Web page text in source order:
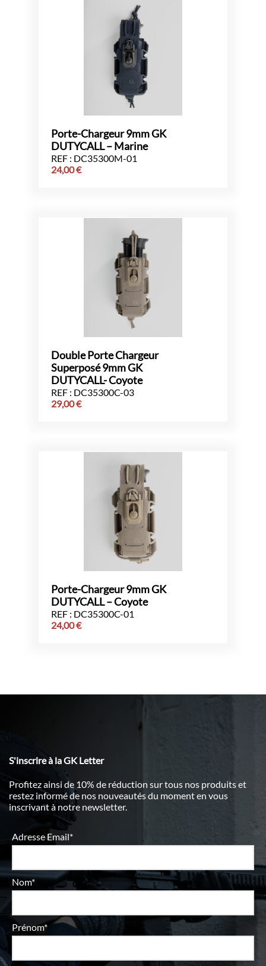
Porte-Chargeur 9mm GK
DUTYCALL – Marine
REF : DC35300M-01
24,00€
Double Porte Chargeur
Superposé 9mm GK
DUTYCALL- Coyote
REF : DC35300C-03
29,00€
Porte-Chargeur 9mm GK
DUTYCALL – Coyote
REF : DC35300C-01
24,00€
S'inscrire à la GK Letter
Profitez ainsi de 10% de réduction sur tous nos produits et
restez informé de nos nouveautés du moment en vous
inscrivant à notre newsletter.
Adresse Email*
Nom*
Prénom*